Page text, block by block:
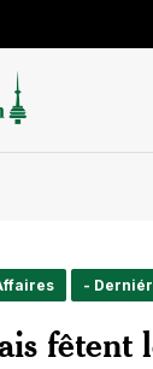
-
fêtent